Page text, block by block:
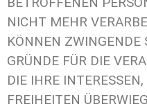
NICHT MEHR
KÖNNEN ZWINGENDE
GRÜNDE FÜR DIE
DIE IHRE
FREIHEITEN